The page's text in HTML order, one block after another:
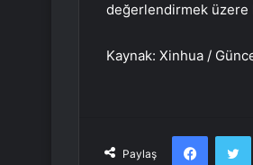
değerlendirmek üzere
Kaynak: Xinhua /
Paylaş